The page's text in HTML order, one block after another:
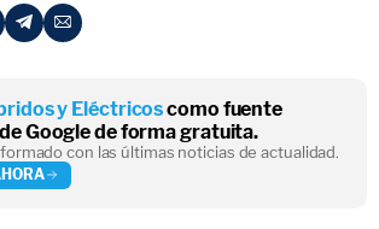
y Eléctricoscomo fuente
Google de forma gratuita.
con las últimas noticias de actualidad.